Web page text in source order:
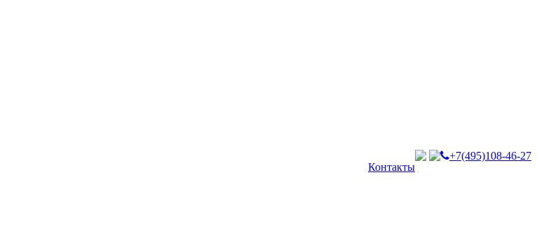
Контакты
+7(495)108-46-27